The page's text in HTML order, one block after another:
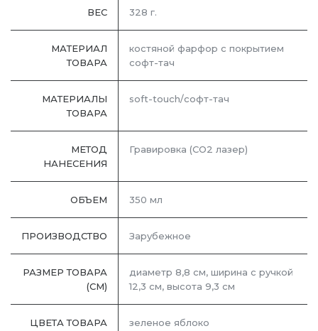
ВЕС 328 г.
МАТЕРИАЛ
ТОВАРА
костяной фарфор с покрытием
софт-тач
МАТЕРИАЛЫ
ТОВАРА
soft-touch/софт-тач
МЕТОД
НАНЕСЕНИЯ
Гравировка (CO2 лазер)
ОБЪЕМ 350 мл
ПРОИЗВОДСТВО Зарубежное
РАЗМЕР ТОВАРА
(СМ)
диаметр 8,8 см, ширина с ручкой
12,3 см, высота 9,3 см
ЦВЕТА ТОВАРА зеленое яблоко